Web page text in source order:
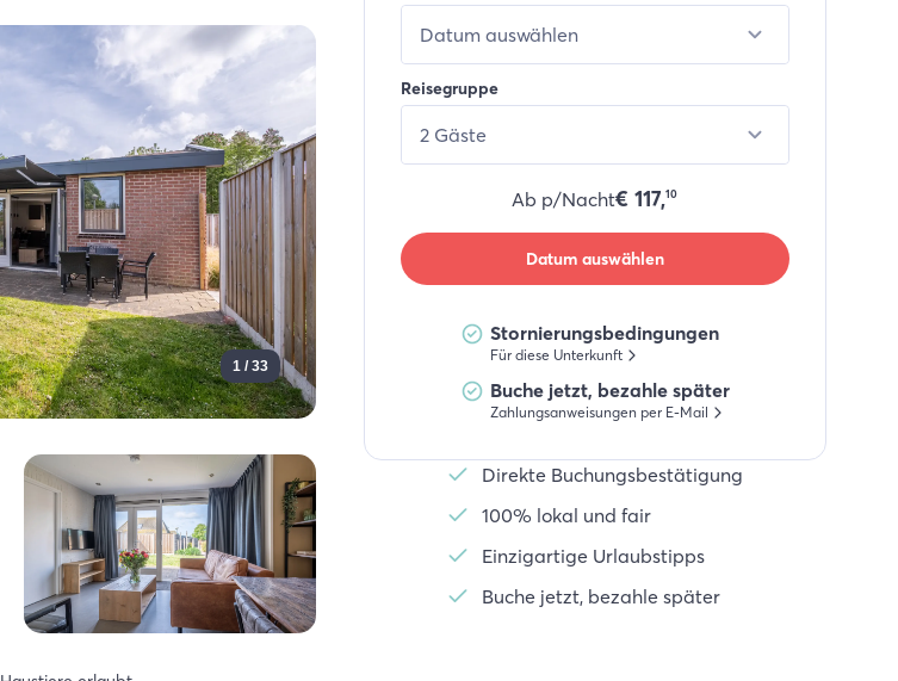
1 / 33
Datum auswählen
Reisegruppe
2 Gäste
Ab p/Nacht€117,10
Datum auswählen
Stornierungsbedingungen
Für diese Unterkunft
Buche jetzt, bezahle später
Zahlungsanweisungen per E-Mail
Direkte Buchungsbestätigung
100% lokal und fair
Einzigartige Urlaubstipps
Buche jetzt, bezahle später